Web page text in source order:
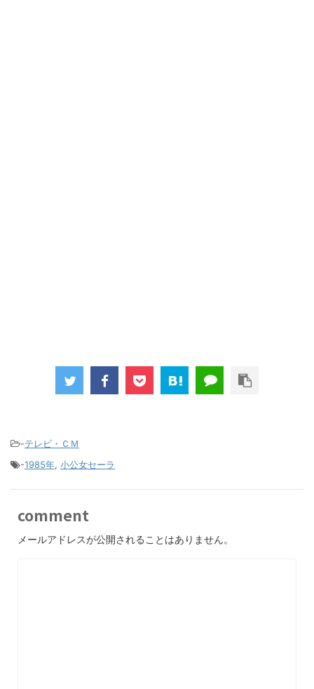
-テレビ・ＣＭ
-1985年, 小公女セーラ
comment
メールアドレスが公開されることはありません。